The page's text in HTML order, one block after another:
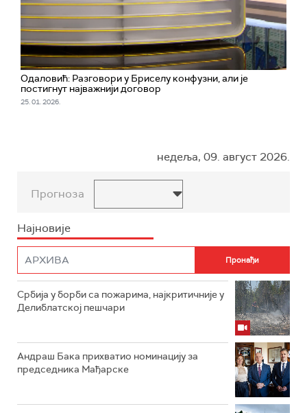
Одаловић: Разговори у Бриселу конфузни, али је
постигнут најважнији договор
25. 01. 2026.
недеља, 09. август 2026.
Прогноза
Најновије
Србија у борби са пожарима, најкритичније у
Делиблатској пешчари
Андраш Бака прихватио номинацију за
председника Мађарске